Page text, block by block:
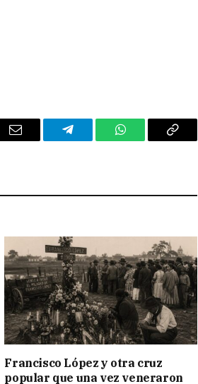
Email Telegram WhatsAppCopy
Francisco López y otra cruz
popular que una vez veneraron